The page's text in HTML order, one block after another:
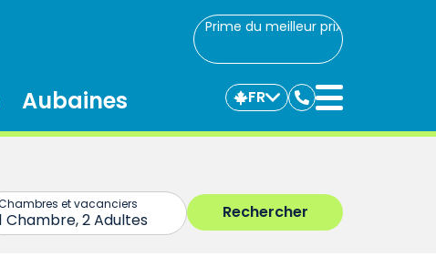
Prime du meilleur prix
Aubaines FR
Communiquez
avec